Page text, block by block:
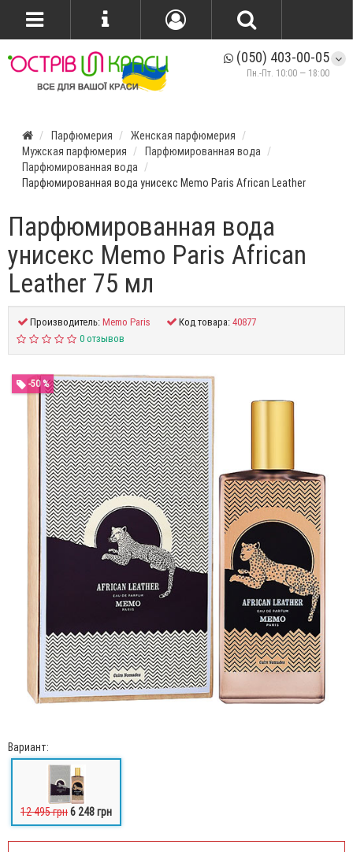
(050) 403-00-05
Пн.-Пт. 10:00 — 18:00
Парфюмерия
Женская парфюмерия
Мужская парфюмерия
Парфюмированная вода
Парфюмированная вода
Парфюмированная вода унисекс Memo Paris African Leather
Парфюмированная вода
унисекс Memo Paris African
Leather 75 мл
Производитель:Memo Paris Код товара:40877
0 отзывов
-50 %
Вариант:
12 495 грн6 248 грн